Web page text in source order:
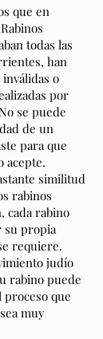
que en
todas las
han
o
por
se puede
de un
para que
acepte.
similitud
rabinos
cada rabino
su propia
requiere.
judío
rabino puede
que
muy